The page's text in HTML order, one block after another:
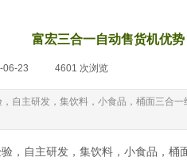
富宏三合一自动售货机优势
06-23 4601 次浏览
自主研发，集饮料，小食品，桶面三合
，自主研发，集饮料，小食品，